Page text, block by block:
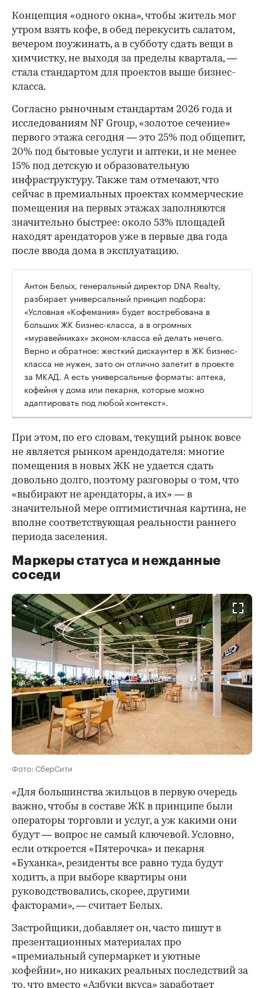
Концепция «одного окна», чтобы житель мог
утром взять кофе, в обед перекусить салатом,
вечером поужинать, а в субботу сдать вещи в
химчистку, не выходя за пределы квартала, —
стала стандартом для проектов выше бизнес-
класса.
Согласно рыночным стандартам 2026 года и
исследованиям NF Group, «золотое сечение»
первого этажа сегодня — это 25% под общепит,
20% под бытовые услуги и аптеки, и не менее
15% под детскую и образовательную
инфраструктуру. Также там отмечают, что
сейчас в премиальных проектах коммерческие
помещения на первых этажах заполняются
значительно быстрее: около 53% площадей
находят арендаторов уже в первые два года
после ввода дома в эксплуатацию.
Антон Белых, генеральный директор DNA Realty,
разбирает универсальный принцип подбора:
«Условная «Кофемания» будет востребована в
больших ЖК бизнес-класса, а в огромных
«муравейниках» эконом-класса ей делать нечего.
Верно и обратное: жесткий дискаунтер в ЖК бизнес-
класса не нужен, зато он отлично залетит в проекте
за МКАД. А есть универсальные форматы: аптека,
кофейня у дома или пекарня, которые можно
адаптировать под любой контекст».
При этом, по его словам, текущий рынок вовсе
не является рынком арендодателя: многие
помещения в новых ЖК не удается сдать
довольно долго, поэтому разговоры о том, что
«выбирают не арендаторы, а их» — в
значительной мере оптимистичная картина, не
вполне соответствующая реальности раннего
периода заселения.
Маркеры статуса и нежданные
соседи
Фото: СберСити
«Для большинства жильцов в первую очередь
важно, чтобы в составе ЖК в принципе были
операторы торговли и услуг, а уж какими они
будут — вопрос не самый ключевой. Условно,
если откроется «Пятерочка» и пекарня
«Буханка», резиденты все равно туда будут
ходить, а при выборе квартиры они
руководствовались, скорее, другими
факторами», — считает Белых.
Застройщики, добавляет он, часто пишут в
презентационных материалах про
«премиальный супермаркет и уютные
кофейни», но никаких реальных последствий за
то, что вместо «Азбуки вкуса» заработает